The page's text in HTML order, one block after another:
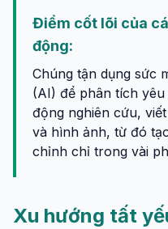
Điểm cốt lõi của
động:
Chúng tận dụng sức
(AI) để phân tích
động nghiên cứu,
và hình ảnh, từ đó
chỉnh chỉ trong vài
Xu hướng tất